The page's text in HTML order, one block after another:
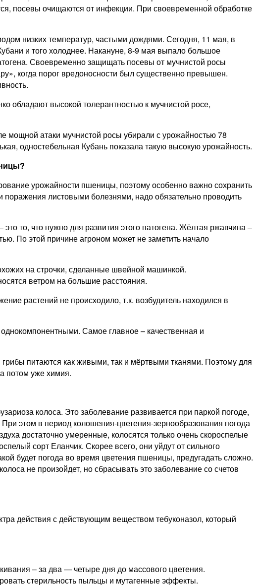
посевы очищаются от инфекции. При своевременной обработке
низких температур, частыми дождями. Сегодня, 11 мая, в
и того холоднее. Накануне, 8-9 мая выпало большое
Своевременно защищать посевы от мучнистой росы
когда порог вредоносности был существенно превышен.
обладают высокой толерантностью к мучнистой росе,
мощной атаки мучнистой росы убирали с урожайностью 78
одностебельная Кубань показала такую высокую урожайность.
урожайности пшеницы, поэтому особенно важно сохранить
листовыми болезнями, надо обязательно проводить
то, что нужно для развития этого патогена. Жёлтая ржавчина –
По этой причине агроном может не заметить начало
на строчки, сделанные швейной машинкой.
ветром на большие расстояния.
растений не происходило, т.к. возбудитель находился в
Самое главное – качественная и
питаются как живыми, так и мёртвыми тканями. Поэтому для
потом уже химия.
колоса. Это заболевание развивается при паркой погоде,
этом в период колошения-цветения-зернообразования погода
достаточно умеренные, колосятся только очень скороспелые
сорт Еланчик. Скорее всего, они уйдут от сильного
будет погода во время цветения пшеницы, предугадать сложно.
не произойдет, но сбрасывать это заболевание со счетов
действия с действующим веществом тебуконазол, который
– за два — четыре дня до массового цветения.
стерильность пыльцы и мутагенные эффекты.